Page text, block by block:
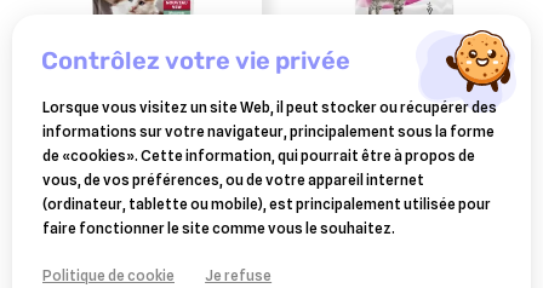
PURINA
purina pro plan chaton
croquettes liveclear kitten
dinde 1.4kg24,54 €
PURINA
purina pro plan chat ur
st/ox urinary poisson de
l'océan 1.5kg20,92 €
contrôlez votre vie privée
Lorsque vous visitez un site Web, il peut stocker ou récupérer des
informations sur votre navigateur, principalement sous la forme
de «cookies». Cette information, qui pourrait être à propos de
vous, de vos préférences, ou de votre appareil internet
(ordinateur, tablette ou mobile), est principalement utilisée pour
faire fonctionner le site comme vous le souhaitez.
Politique de cookie Je refuse